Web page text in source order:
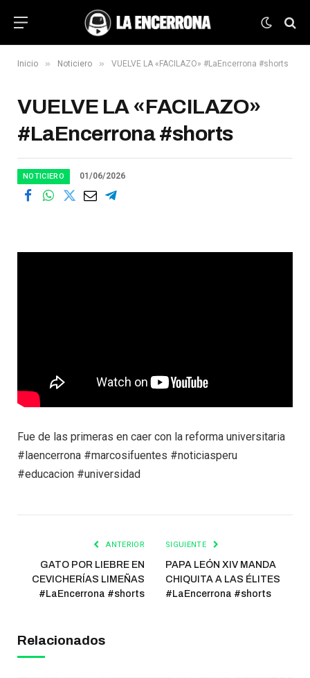
Inicio » Noticiero » VUELVE LA «FACILAZO» #LaEncerrona #shorts
VUELVE LA «FACILAZO»
#LaEncerrona #shorts
NOTICIERO 01/06/2026
Fue de las primeras en caer con la reforma universitaria
#laencerrona #marcosifuentes #noticiasperu
#educacion #universidad
ANTERIOR
GATO POR LIEBRE EN
CEVICHERÍAS LIMEÑAS
#LaEncerrona #shorts
SIGUIENTE
PAPA LEÓN XIV MANDA
CHIQUITA A LAS ÉLITES
#LaEncerrona #shorts
Relacionados